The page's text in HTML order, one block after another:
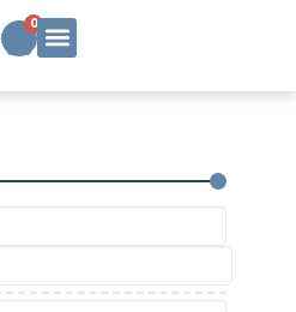
0
Carrito